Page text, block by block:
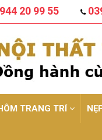
20 99 55
TRANG TRÍ